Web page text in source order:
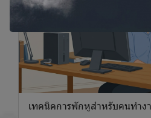
เทคนิคการพักหูสำหรับคนทำง